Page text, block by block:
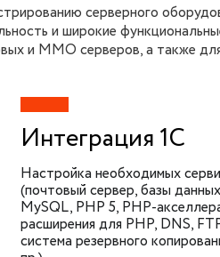
серверного
и широкие
и MMO серверов, а также
Интеграция 1С
Настройка необходимых
(почтовый сервер, базы данных
MySQL, PHP 5, PHP-
расширения для PHP, DNS,
система резервного